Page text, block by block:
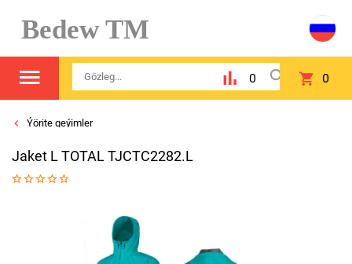
Bedew TM
0 0
Ýörite geýimler
Jaket L TOTAL TJCTC2282.L